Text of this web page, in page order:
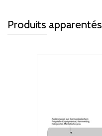
Produits apparentés